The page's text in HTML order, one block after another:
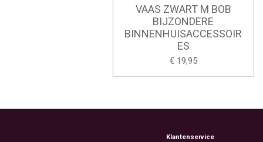
VAAS ZWART M BOB
BIJZONDERE
BINNENHUISACCESSOIR
ES
€ 19,95
Klantenservice